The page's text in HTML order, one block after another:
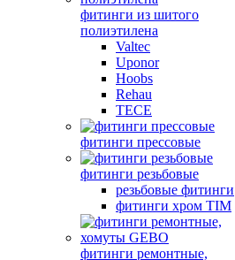
фитинги из шитого
полиэтилена
Valtec
Uponor
Hoobs
Rehau
TECE
фитинги прессовые
фитинги резьбовые
резьбовые фитинги
фитинги хром TIM
фитинги ремонтные,